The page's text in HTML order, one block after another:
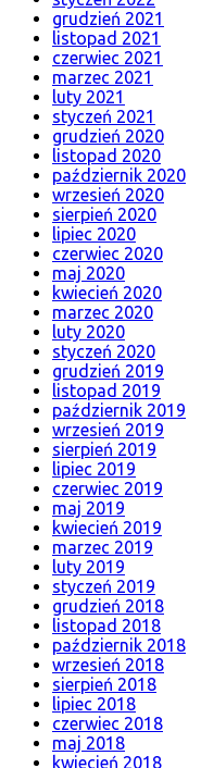
grudzień 2021
listopad 2021
czerwiec 2021
marzec 2021
luty 2021
styczeń 2021
grudzień 2020
listopad 2020
październik 2020
wrzesień 2020
sierpień 2020
lipiec 2020
czerwiec 2020
maj 2020
kwiecień 2020
marzec 2020
luty 2020
styczeń 2020
grudzień 2019
listopad 2019
październik 2019
wrzesień 2019
sierpień 2019
lipiec 2019
czerwiec 2019
maj 2019
kwiecień 2019
marzec 2019
luty 2019
styczeń 2019
grudzień 2018
listopad 2018
październik 2018
wrzesień 2018
sierpień 2018
lipiec 2018
czerwiec 2018
maj 2018
kwiecień 2018